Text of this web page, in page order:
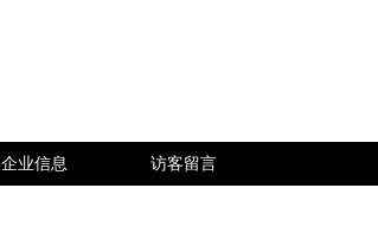
企业信息 访客留言